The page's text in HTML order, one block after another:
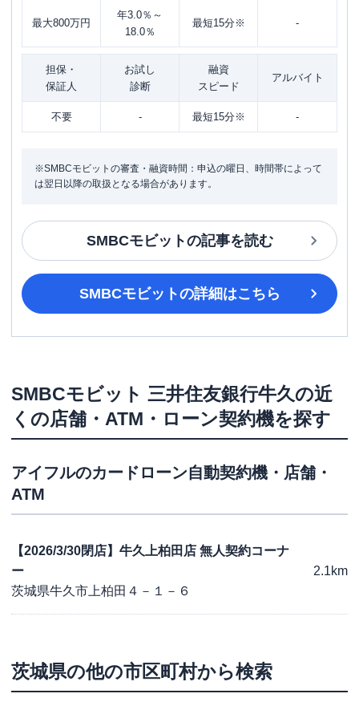
最大800万円
年3.0％～
18.0％
最短15分※ -
担保・
保証人
お試し
診断
融資
スピード
アルバイト
不要 - 最短15分※ -
※SMBCモビットの審査・融資時間：申込の曜日、時間帯によって
は翌日以降の取扱となる場合があります。
SMBCモビットの記事を読む
SMBCモビットの詳細はこちら
SMBCモビット 三井住友銀行牛久の近
くの店舗・ATM・ローン契約機を探す
アイフルのカードローン自動契約機・店舗・
ATM
【2026/3/30閉店】牛久上柏田店 無人契約コーナ
ー
茨城県牛久市上柏田４－１－６
2.1km
茨城県の他の市区町村から検索